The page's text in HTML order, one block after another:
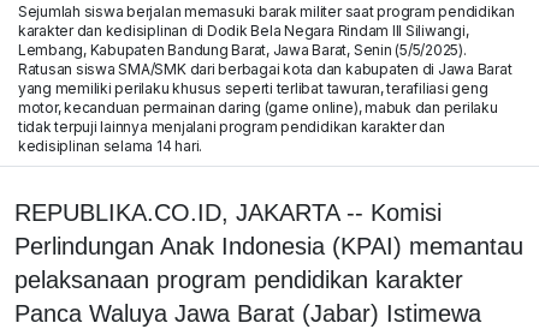
Sejumlah siswa berjalan memasuki barak militer saat program pendidikan
karakter dan kedisiplinan di Dodik Bela Negara Rindam III Siliwangi,
Lembang, Kabupaten Bandung Barat, Jawa Barat, Senin (5/5/2025).
Ratusan siswa SMA/SMK dari berbagai kota dan kabupaten di Jawa Barat
yang memiliki perilaku khusus seperti terlibat tawuran, terafiliasi geng
motor, kecanduan permainan daring (game online), mabuk dan perilaku
tidak terpuji lainnya menjalani program pendidikan karakter dan
kedisiplinan selama 14 hari.
REPUBLIKA.CO.ID, JAKARTA -- Komisi
Perlindungan Anak Indonesia (KPAI) memantau
pelaksanaan program pendidikan karakter
Panca Waluya Jawa Barat (Jabar) Istimewa